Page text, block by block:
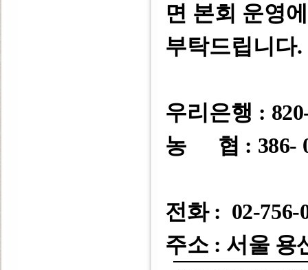
면 본회 운영
부탁드립니다.
우리은행 :
농 협 : 386-
전화 : 02-756-
주소 : 서울 용